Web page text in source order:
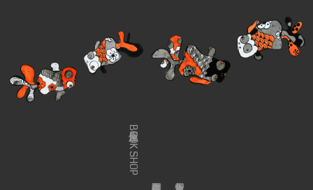
金魚屋BOOK SHOP